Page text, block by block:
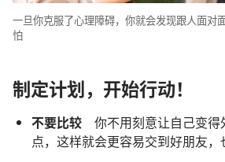
一旦你克服了心理障碍，你就会发现跟人面对
怕
制定计划，开始行动！
不要比较 你不用刻意让自己变得
点，这样就会更容易交到好朋友，